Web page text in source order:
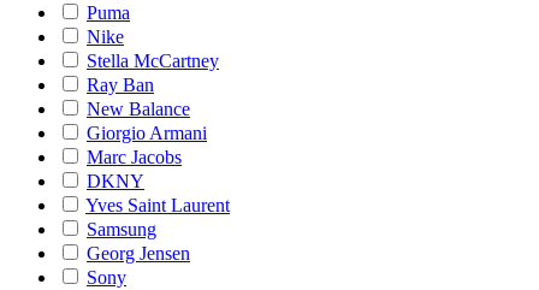
Puma
Nike
Stella McCartney
Ray Ban
New Balance
Giorgio Armani
Marc Jacobs
DKNY
Yves Saint Laurent
Samsung
Georg Jensen
Sony